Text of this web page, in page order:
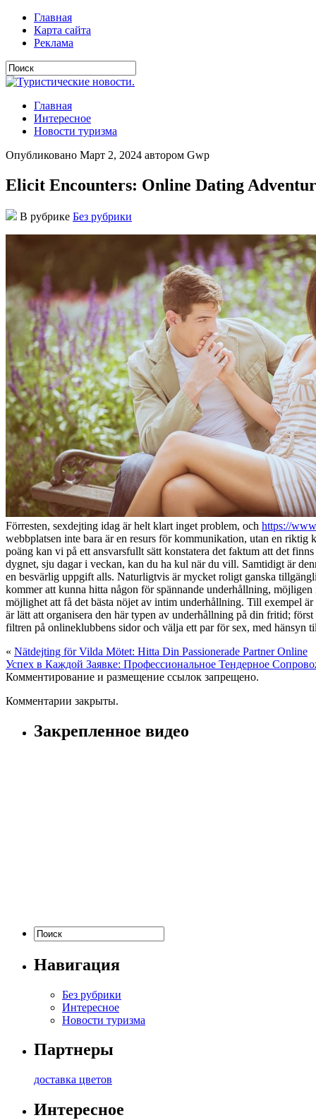
Главная
Карта сайта
Реклама
Главная
Интересное
Новости туризма
Опубликовано Март 2, 2024 автором Gwp
Elicit Encounters: Online Dating
В рубрике Без рубрики
Förresten, sexdejting idag är helt klart inget problem, och https://
webbplatsen inte bara är en resurs för kommunikation, utan en
poäng kan vi på ett ansvarsfullt sätt konstatera det faktum att det
dygnet, sju dagar i veckan, kan du ha kul när du vill. Samtidigt är
en besvärlig uppgift alls. Naturligtvis är mycket roligt ganska
kommer att kunna hitta någon för spännande underhållning,
möjlighet att få det bästa nöjet av intim underhållning. Till exempel
är lätt att organisera den här typen av underhållning på din fritid;
filtren på onlineklubbens sidor och välja ett par för sex, med hänsyn
« Nätdejting för Vilda Mötet: Hitta Din Passionerade Partner Online
Успех в Каждой Заявке: Профессиональное Тендерное
Комментирование и размещение ссылок запрещено.
Комментарии закрыты.
Закрепленное видео
Навигация
Без рубрики
Интересное
Новости туризма
Партнеры
доставка цветов
Интересное